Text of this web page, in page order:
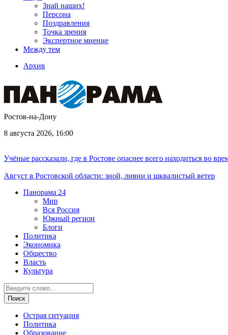
Знай наших!
Персона
Поздравления
Точка зрения
Экспертное мнение
Между тем
Архив
Ростов-на-Дону
8 августа 2026, 16:00
Учёные рассказали, где в Ростове опаснее всего находиться во
Август в Ростовской области: зной, ливни и шквалистый ветер
Панорама 24
Мир
Вся Россия
Южный регион
Блоги
Политика
Экономика
Общество
Власть
Культура
Острая ситуация
Политика
Образование